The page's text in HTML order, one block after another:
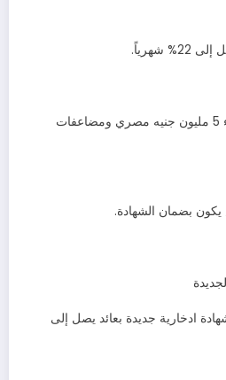
شهرياً.
– كما يبلغ الحد الأدني للشراء 5 مليون جنيه مصري ومضاعفات
بضمان الشهادة.
ادخارية جديدة بعائد يصل إلى